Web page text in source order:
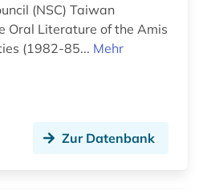
(2)
(NSC) Taiwan
Oral Literature of the Amis
(1982-85... Mehr
Zur Datenbank